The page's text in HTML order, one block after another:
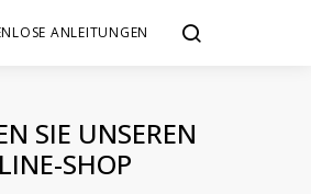
ANLEITUNGEN
SIE UNSEREN
SHOP